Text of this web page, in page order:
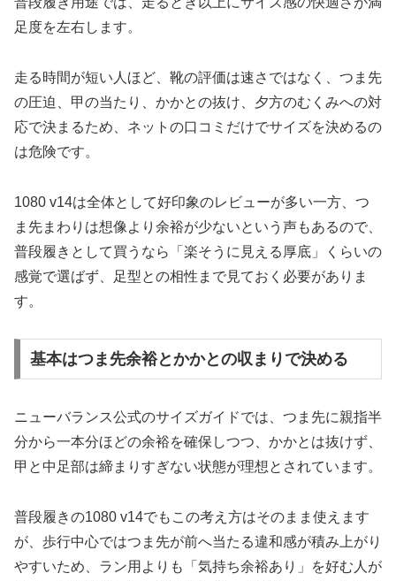
足度を左右します。
走る時間が短い人ほど、靴の評価は速さではなく、つま先
の圧迫、甲の当たり、かかとの抜け、夕方のむくみへの対
応で決まるため、ネットの口コミだけでサイズを決めるの
は危険です。
1080 v14は全体として好印象のレビューが多い一方、つ
ま先まわりは想像より余裕が少ないという声もあるので、
普段履きとして買うなら「楽そうに見える厚底」くらいの
感覚で選ばず、足型との相性まで見ておく必要がありま
す。
基本はつま先余裕とかかとの収まりで決める
ニューバランス公式のサイズガイドでは、つま先に親指半
分から一本分ほどの余裕を確保しつつ、かかとは抜けず、
甲と中足部は締まりすぎない状態が理想とされています。
普段履きの1080 v14でもこの考え方はそのまま使えます
が、歩行中心ではつま先が前へ当たる違和感が積み上がり
やすいため、ラン用よりも「気持ち余裕あり」を好む人が